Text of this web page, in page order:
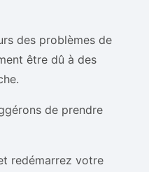
des problèmes de
être dû à des
de prendre
redémarrez votre